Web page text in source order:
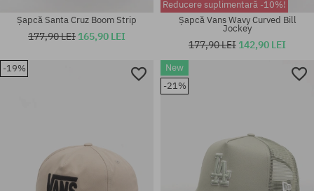
mărime universală
Șapcă Santa Cruz Boom Strip
177,90 LEI 165,90 LEI
Reducere suplimentară -10%!
Șapcă Vans Wavy Curved Bill
Jockey
177,90 LEI 142,90 LEI
-19%
New
-21%